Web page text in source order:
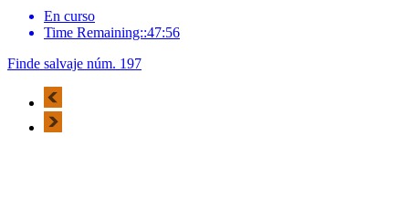
En curso
Time Remaining::47:56
Finde salvaje núm. 197